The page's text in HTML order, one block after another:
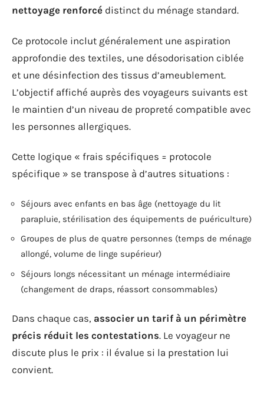
nettoyage renforcé distinct du ménage standard.
Ce protocole inclut généralement une aspiration
approfondie des textiles, une désodorisation ciblée
et une désinfection des tissus d’ameublement.
L’objectif affiché auprès des voyageurs suivants est
le maintien d’un niveau de propreté compatible avec
les personnes allergiques.
Cette logique « frais spécifiques = protocole
spécifique » se transpose à d’autres situations :
Séjours avec enfants en bas âge (nettoyage du lit
parapluie, stérilisation des équipements de puériculture)
Groupes de plus de quatre personnes (temps de ménage
allongé, volume de linge supérieur)
Séjours longs nécessitant un ménage intermédiaire
(changement de draps, réassort consommables)
Dans chaque cas, associer un tarif à un périmètre
précis réduit les contestations. Le voyageur ne
discute plus le prix : il évalue si la prestation lui
convient.